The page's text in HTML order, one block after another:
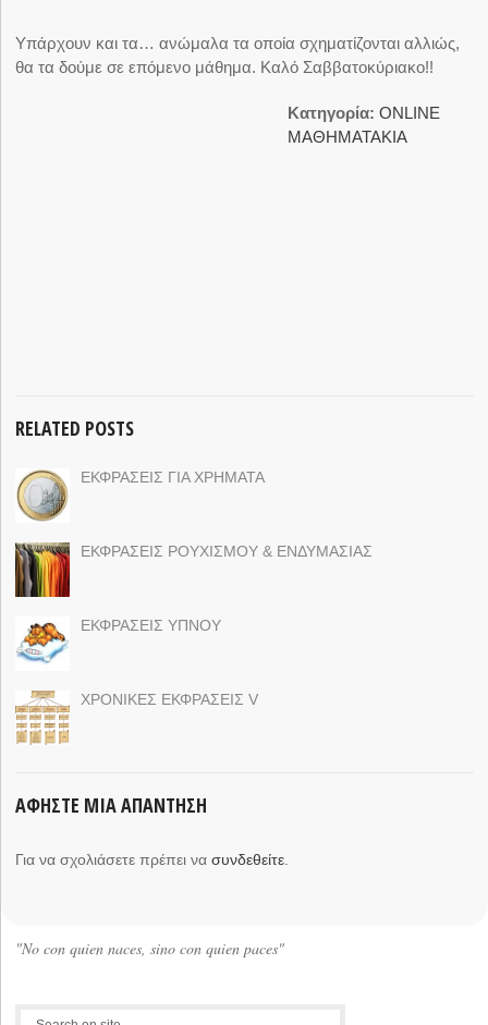
Υπάρχουν και τα… ανώμαλα τα οποία σχηματίζονται αλλιώς,
θα τα δούμε σε επόμενο μάθημα. Καλό Σαββατοκύριακο!!
Κατηγορία:ΟNLINE
ΜΑΘΗΜΑΤΑΚΙΑ
RELATED POSTS
ΕΚΦΡΑΣΕΙΣ ΓΙΑ ΧΡΗΜΑΤΑ
ΕΚΦΡΑΣΕΙΣ ΡΟΥΧΙΣΜΟΥ & ΕΝΔΥΜΑΣΙΑΣ
ΕΚΦΡΑΣΕΙΣ ΥΠΝΟΥ
ΧΡΟΝΙΚΕΣ ΕΚΦΡΑΣΕΙΣ V
ΑΦΉΣΤΕ ΜΙΑ ΑΠΆΝΤΗΣΗ
Για να σχολιάσετε πρέπει νασυνδεθείτε
"No con quien naces, sino con quien paces"